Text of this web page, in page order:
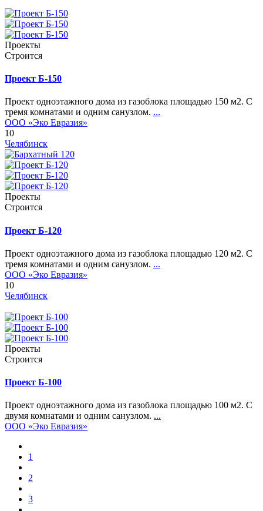
Проекты
Строится
Проект Б-150
Проект одноэтажного дома из газоблока площадью 150 м2. С
тремя комнатами и одним санузлом. ...
ООО «Эко Евразия»
10
Челябинск
Проекты
Строится
Проект Б-120
Проект одноэтажного дома из газоблока площадью 120 м2. С
тремя комнатами и одним санузлом. ...
ООО «Эко Евразия»
10
Челябинск
Проекты
Строится
Проект Б-100
Проект одноэтажного дома из газоблока площадью 100 м2. С
двумя комнатами и одним санузлом. ...
ООО «Эко Евразия»
1
2
3